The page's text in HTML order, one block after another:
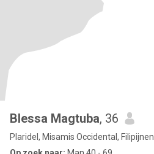
Blessa Magtuba, 36
Plaridel, Misamis Occidental, Filipijnen